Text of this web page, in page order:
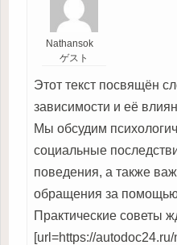
Nathansok
ゲスト
Этот текст посвящён
зависимости и её
Мы обсудим
социальные
поведения, а также
обращения за
Практические советы
[url=https://